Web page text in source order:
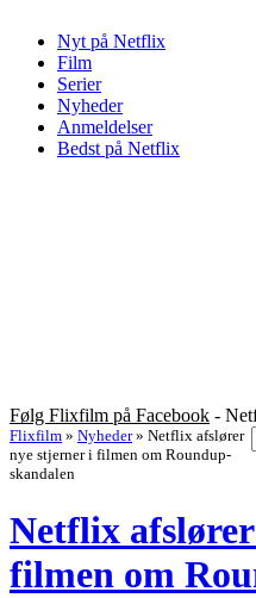
Nyt på Netflix
Film
Serier
Nyheder
Anmeldelser
Bedst på Netflix
Følg Flixfilm på Facebook -
Flixfilm » Nyheder » Netflix afslører
nye stjerner i filmen om Roundup-
skandalen
Netflix
filmen om